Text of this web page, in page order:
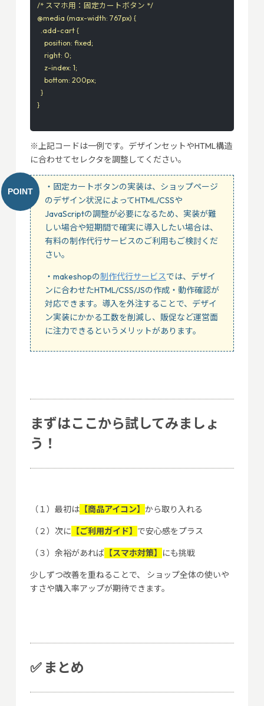
/* スマホ用：固定カートボタン */
@media (max-width: 767px) {
  .add-cart {
    position: fixed;
    right: 0;
    z-index: 1;
    bottom: 200px;
  }
※上記コードは一例です。デザインセットやHTML構造
に合わせてセレクタを調整してください。
・固定カートボタンの実装は、ショップページ
のデザイン状況によってHTML/CSSや
JavaScriptの調整が必要になるため、実装が難
しい場合や短期間で確実に導入したい場合は、
有料の制作代行サービスのご利用もご検討くだ
さい。
・makeshopの制作代行サービスでは、デザイ
ンに合わせたHTML/CSS/JSの作成・動作確認が
対応できます。導入を外注することで、デザイ
ン実装にかかる工数を削減し、販促など運営面
に注力できるというメリットがあります。
まずはここから試してみましょ
う！
（１）最初は【商品アイコン】 から取り入れる
（２）次に 【ご利用ガイド】 で安心感をプラス
（３）余裕があれば【スマホ対策】 にも挑戦
少しずつ改善を重ねることで、 ショップ全体の使いや
すさや購入率アップが期待できます。
✅ まとめ